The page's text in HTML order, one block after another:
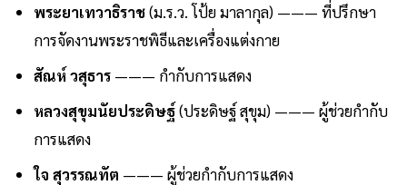
พระยาเทวาธิราช(ม.ร.ว. โป้ย มาลากุล) ——— ที่ปรึกษา
การจัดงานพระราชพิธีและเครื่องแต่งกาย
สัณห์ วสุธาร——— กำกับการแสดง
หลวงสุขุมนัยประดิษฐ์(ประดิษฐ์ สุขุม) ——— ผู้ช่วยกำกับ
การแสดง
ใจ สุวรรณทัต ——— ผู้ช่วยกำกับการแสดง